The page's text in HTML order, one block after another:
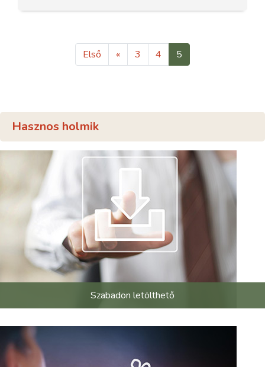
Első « 3 4 5
Hasznos holmik
Szabadon letölthető